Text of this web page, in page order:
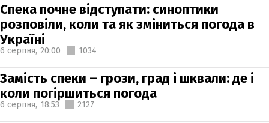
Спека почне відступати: синоптики
розповіли, коли та як зміниться погода в
Україні
6 серпня, 20:00 1034
Замість спеки – грози, град і шквали: де і
коли погіршиться погода
6 серпня, 18:53 2127